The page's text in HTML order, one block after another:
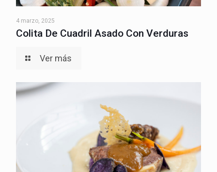
4 marzo, 2025
Colita De Cuadril Asado Con Verduras
Ver más